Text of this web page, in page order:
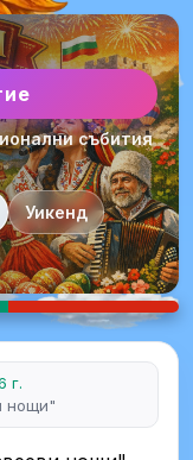
събития
Уикенд
г.
нощи"